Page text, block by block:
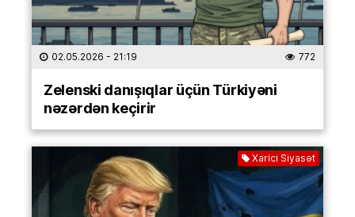
02.05.2026 - 21:19 772
Zelenski danışıqlar üçün Türkiyəni
nəzərdən keçirir
Xarici Siyasət